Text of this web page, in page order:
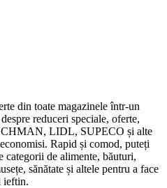
din toate magazinele într-un
reduceri speciale, oferte,
LIDL, SUPECO și alte
Rapid și comod, puteți
categorii de alimente, băuturi,
sănătate și altele pentru a face
ieftin.